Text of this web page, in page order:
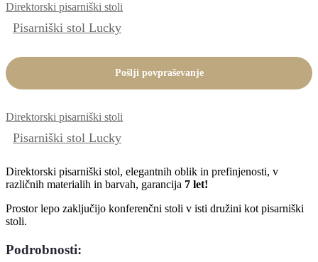
Direktorski pisarniški stoli
Pisarniški stol Lucky
Pošlji povpraševanje
Direktorski pisarniški stoli
Pisarniški stol Lucky
Direktorski pisarniški stol, elegantnih oblik in prefinjenosti, v
različnih materialih in barvah, garancija 7 let!
Prostor lepo zaključijo konferenčni stoli v isti družini kot pisarniški
stoli.
Podrobnosti: